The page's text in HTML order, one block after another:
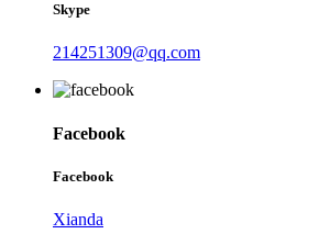
Skype
214251309@qq.com
Facebook
Facebook
Xianda